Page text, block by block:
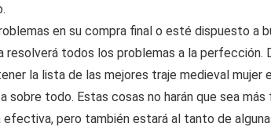
en su compra final o esté dispuesto a
resolverá todos los problemas a la perfección.
la lista de las mejores traje medieval mujer
sobre todo. Estas cosas no harán que sea
efectiva, pero también estará al tanto de